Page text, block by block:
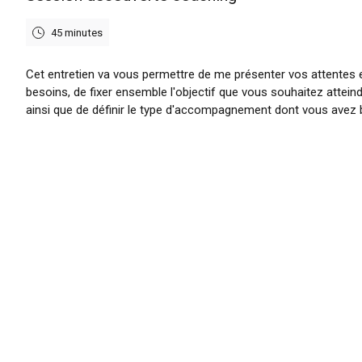
45 minutes
Cet entretien va vous permettre de me présenter vos attentes
besoins, de fixer ensemble l'objectif que vous souhaitez
ainsi que de définir le type d'accompagnement dont vous avez